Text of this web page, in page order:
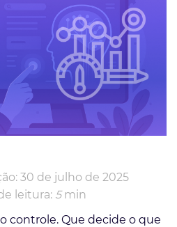
30 de julho de 2025
leitura: 5min
controle. Que decide o que